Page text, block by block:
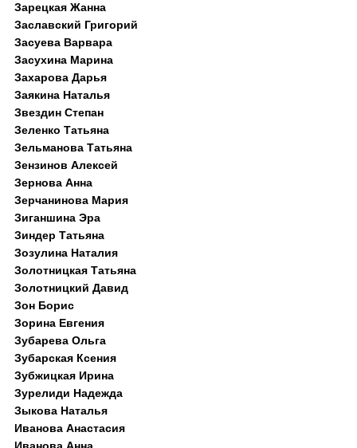
Зарецкая Жанна
Заславский Григорий
Засуева Варвара
Засухина Марина
Захарова Дарья
Заякина Наталья
Звездин Степан
Зеленко Татьяна
Зельманова Татьяна
Зензинов Алексей
Зернова Анна
Зерчанинова Мария
Зиганшина Эра
Зиндер Татьяна
Зозулина Наталия
Золотницкая Татьяна
Золотницкий Давид
Зон Борис
Зорина Евгения
Зубарева Ольга
Зубарская Ксения
Зубжицкая Ирина
Зурелиди Надежда
Зыкова Наталья
Иванова Анастасия